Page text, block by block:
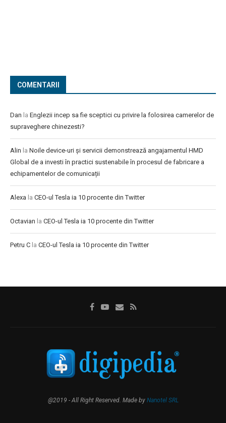
COMENTARII
Dan la Englezii incep sa fie sceptici cu privire la folosirea camerelor de
supraveghere chinezesti?
Alin la Noile device-uri și servicii demonstrează angajamentul HMD
Global de a investi în practici sustenabile în procesul de fabricare a
echipamentelor de comunicații
Alexa la CEO-ul Tesla ia 10 procente din Twitter
Octavian la CEO-ul Tesla ia 10 procente din Twitter
Petru C la CEO-ul Tesla ia 10 procente din Twitter
@2019 - All Right Reserved. Made by Nanotel SRL